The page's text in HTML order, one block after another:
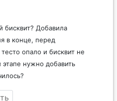
бисквит? Добавила
в конце, перед
опало и бисквит не
нужно добавить